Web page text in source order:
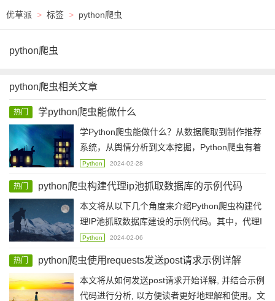
优草派 > 标签 > python爬虫
python爬虫
python爬虫相关文章
热门 学python爬虫能做什么
学Python爬虫能做什么？从数据爬取到制作推荐
系统，从舆情分析到文本挖掘，Python爬虫有着
广泛的应用场景，让我们的工作、生活更便捷、
Python 2024-02-28
热门 python爬虫构建代理ip池抓取数据库的示例代码
本文将从以下几个角度来介绍Python爬虫构建代
理IP池抓取数据库建设的示例代码。其中，代理I
P池的作用、代理IP池的构建方法、抓取数据库的
Python 2024-02-06
热门 python爬虫使用requests发送post请求示例详解
本文将从如何发送post请求开始详解, 并结合示例
代码进行分析, 以方便读者更好地理解和使用。文